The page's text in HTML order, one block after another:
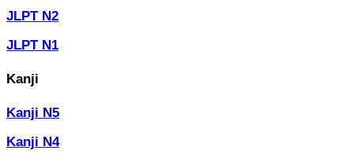
JLPT N2
JLPT N1
Kanji
Kanji N5
Kanji N4